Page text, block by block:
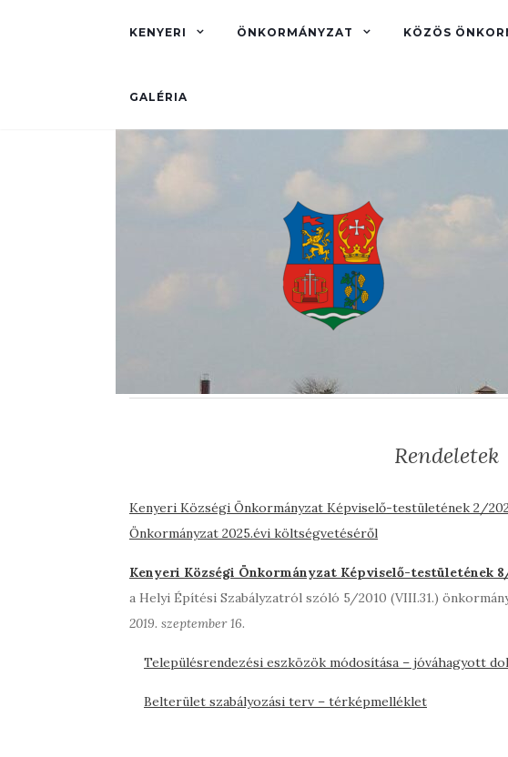
KENYERI ÖNKORMÁNYZAT KÖZÖS
GALÉRIA
Rendeletek
Kenyeri Községi Önkormányzat Képviselő-testületének 2/
Önkormányzat 2025.évi költségvetéséről
Kenyeri Községi Önkormányzat Képviselő-testületének
a Helyi Építési Szabályzatról szóló 5/2010 (VIII.31.)
2019. szeptember 16.
Településrendezési eszközök módosítása – jóváhagyott
Belterület szabályozási terv – térképmelléklet